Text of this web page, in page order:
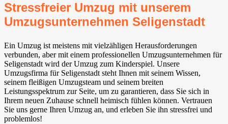
Stressfreier Umzug mit unserem
Umzugsunternehmen Seligenstadt
Ein Umzug ist meistens mit vielzähligen Herausforderungen
verbunden, aber mit einem professionellen Umzugsunternehmen für
Seligenstadt wird der Umzug zum Kinderspiel. Unsere
Umzugsfirma für Seligenstadt steht Ihnen mit seinem Wissen,
seinem fleißigen Umzugsteam und seinem breiten
Leistungsspektrum zur Seite, um zu garantieren, dass Sie sich in
Ihrem neuen Zuhause schnell heimisch fühlen können. Vertrauen
Sie uns gerne Ihren Umzug an, und erleben Sie ihn stressfrei und
problemlos!